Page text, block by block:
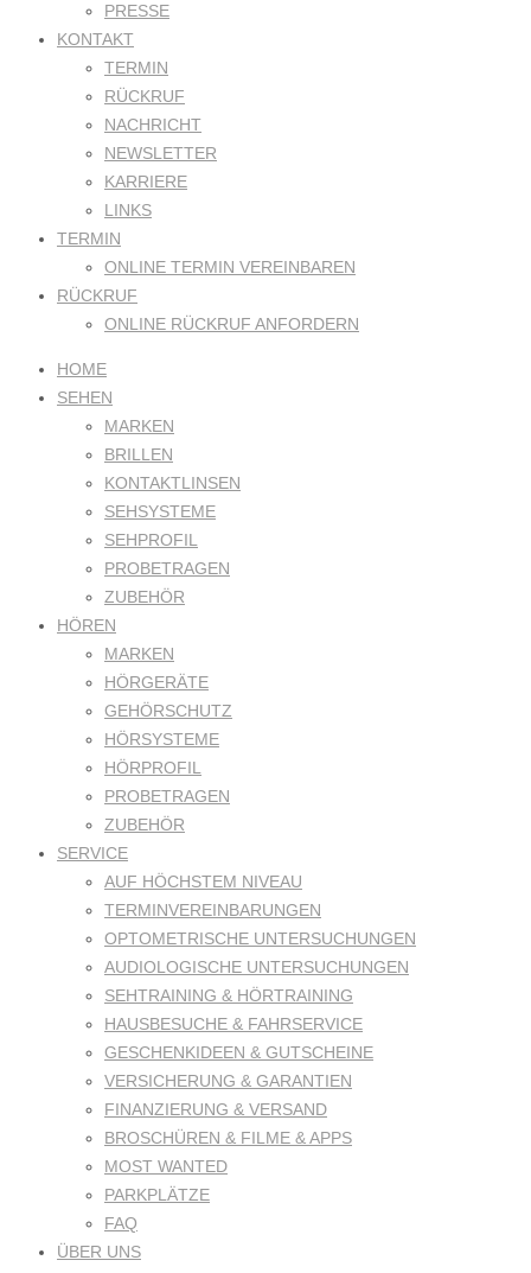
PRESSE
KONTAKT
TERMIN
RÜCKRUF
NACHRICHT
NEWSLETTER
KARRIERE
LINKS
TERMIN
ONLINE TERMIN VEREINBAREN
RÜCKRUF
ONLINE RÜCKRUF ANFORDERN
HOME
SEHEN
MARKEN
BRILLEN
KONTAKTLINSEN
SEHSYSTEME
SEHPROFIL
PROBETRAGEN
ZUBEHÖR
HÖREN
MARKEN
HÖRGERÄTE
GEHÖRSCHUTZ
HÖRSYSTEME
HÖRPROFIL
PROBETRAGEN
ZUBEHÖR
SERVICE
AUF HÖCHSTEM NIVEAU
TERMINVEREINBARUNGEN
OPTOMETRISCHE UNTERSUCHUNGEN
AUDIOLOGISCHE UNTERSUCHUNGEN
SEHTRAINING & HÖRTRAINING
HAUSBESUCHE & FAHRSERVICE
GESCHENKIDEEN & GUTSCHEINE
VERSICHERUNG & GARANTIEN
FINANZIERUNG & VERSAND
BROSCHÜREN & FILME & APPS
MOST WANTED
PARKPLÄTZE
FAQ
ÜBER UNS